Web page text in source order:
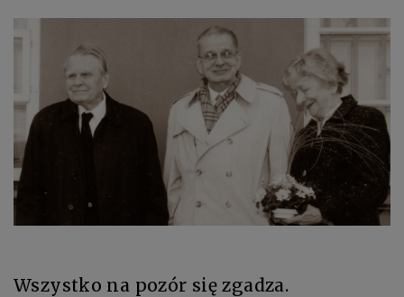
Wszystko na pozór się zgadza.